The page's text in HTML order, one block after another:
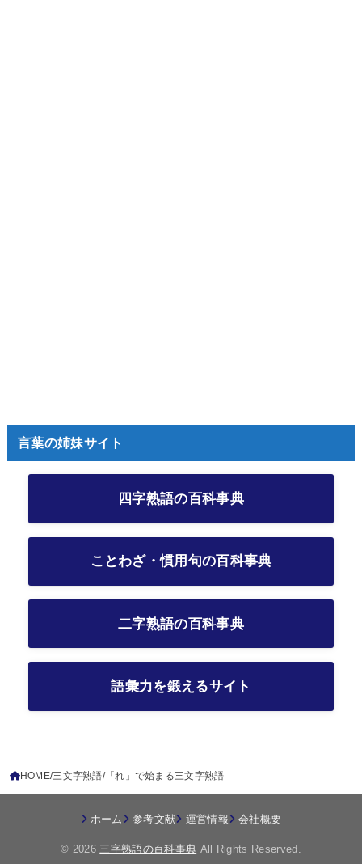
言葉の姉妹サイト
四字熟語の百科事典
ことわざ・慣用句の百科事典
二字熟語の百科事典
語彙力を鍛えるサイト
HOME 三文字熟語 「れ」で始まる三文字熟語
ホーム 参考文献 運営情報 会社概要
© 2026 三字熟語の百科事典 All Rights Reserved.